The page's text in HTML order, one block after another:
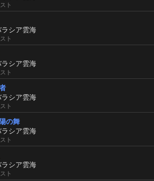
ト
ラシア雲海
ト
ラシア雲海
ト
ラシア雲海
ト
の舞
ラシア雲海
ト
ラシア雲海
ト